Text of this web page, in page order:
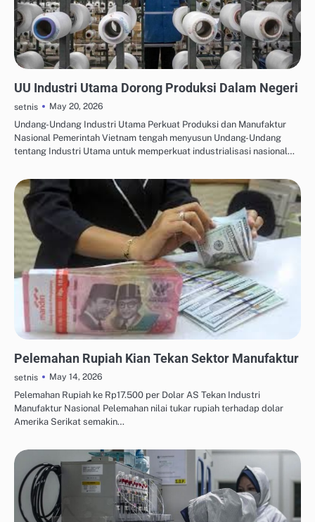
UU Industri Utama Dorong Produksi Dalam Negeri
setnis
May 20, 2026
Undang-Undang Industri Utama Perkuat Produksi dan Manufaktur
Nasional Pemerintah Vietnam tengah menyusun Undang-Undang
tentang Industri Utama untuk memperkuat industrialisasi nasional…
Pelemahan Rupiah Kian Tekan Sektor Manufaktur
setnis
May 14, 2026
Pelemahan Rupiah ke Rp17.500 per Dolar AS Tekan Industri
Manufaktur Nasional Pelemahan nilai tukar rupiah terhadap dolar
Amerika Serikat semakin…